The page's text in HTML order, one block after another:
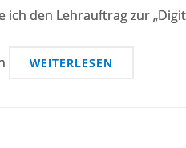
ich den Lehrauftrag zur
WEITERLESEN